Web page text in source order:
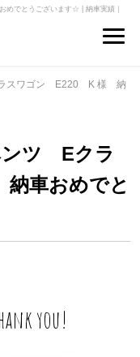
でとうございます☆ | 納車実績｜
スワゴン E220 K 様 納
ツ Eクラ
車おめでと
you!